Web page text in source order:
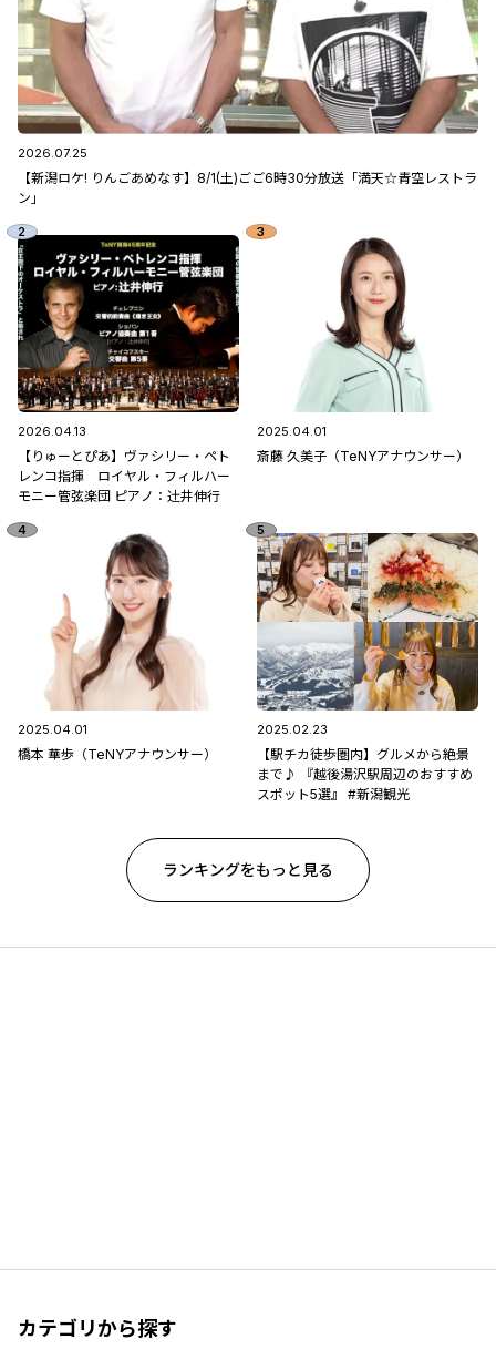
2026.07.25
【新潟ロケ! りんごあめなす】8/1(土)ごご6時30分放送「満天☆青空レストラ
ン」
2026.04.13
【りゅーとぴあ】ヴァシリー・ペト
レンコ指揮 ロイヤル・フィルハー
モニー管弦楽団 ピアノ：辻󠄀井伸行
2025.04.01
斎藤 久美子（TeNYアナウンサー）
2025.04.01
橋本 華歩（TeNYアナウンサー）
2025.02.23
【駅チカ徒歩圏内】グルメから絶景
まで♪ 『越後湯沢駅周辺のおすすめ
スポット5選』 #新潟観光
ランキングをもっと見る
カテゴリから探す